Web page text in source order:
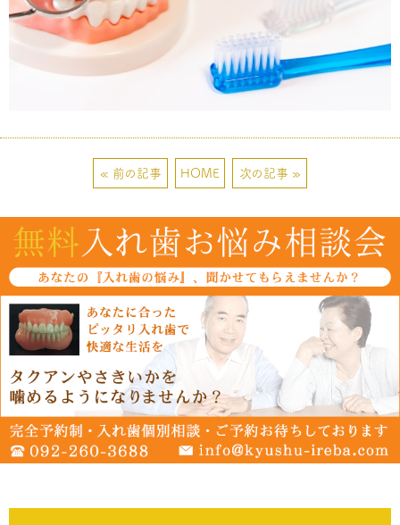
« 前の記事 HOME 次の記事 »